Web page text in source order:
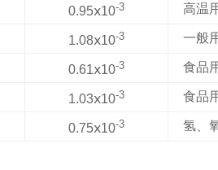
0.95ⅹ10-3 高温
1.08ⅹ10-3 一般
0.61ⅹ10-3 食品
1.03ⅹ10-3 食品
0.75ⅹ10-3 氢、